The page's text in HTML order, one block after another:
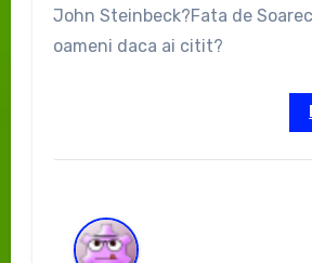
John Steinbeck?Fata de
oameni daca ai citit?